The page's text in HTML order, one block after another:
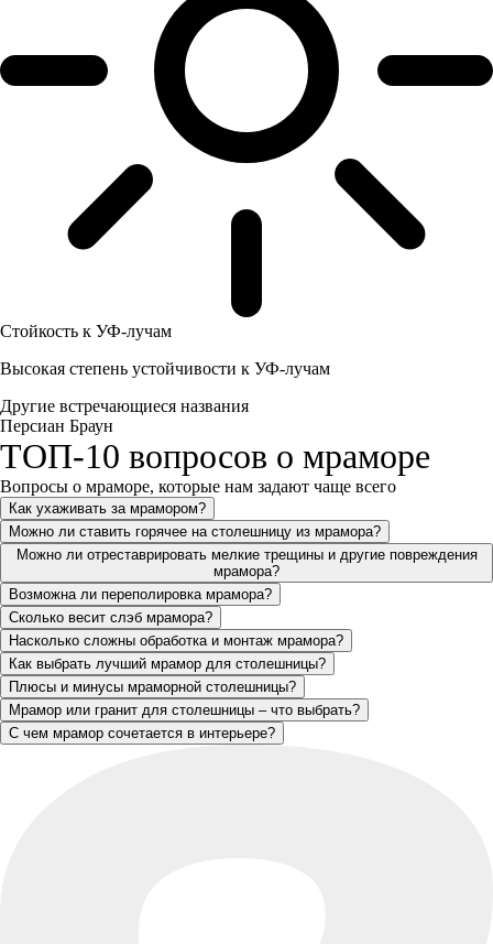
Стойкость к УФ-лучам
Высокая степень устойчивости к УФ-лучам
Другие встречающиеся названия
Персиан Браун
ТОП-10 вопросов о мраморе
Вопросы о мраморе, которые нам задают чаще всего
Как ухаживать за мрамором?
Можно ли ставить горячее на столешницу из мрамора?
Можно ли отреставрировать мелкие трещины и другие повреждения
мрамора?
Возможна ли переполировка мрамора?
Сколько весит слэб мрамора?
Насколько сложны обработка и монтаж мрамора?
Как выбрать лучший мрамор для столешницы?
Плюсы и минусы мраморной столешницы?
Мрамор или гранит для столешницы – что выбрать?
С чем мрамор сочетается в интерьере?